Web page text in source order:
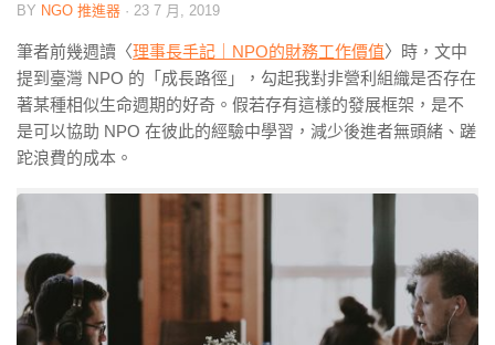
BY NGO 推進器 · 23 7 月, 2019
筆者前幾週讀〈理事長手記｜NPO的財務工作價值〉時，文中
提到臺灣 NPO 的「成長路徑」，勾起我對非營利組織是否存在
著某種相似生命週期的好奇。假若存有這樣的發展框架，是不
是可以協助 NPO 在彼此的經驗中學習，減少後進者無頭緒、蹉
跎浪費的成本。